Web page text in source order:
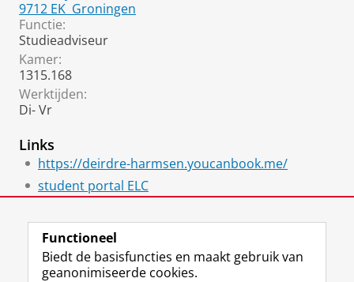
9712 EK Groningen
Functie:
Studieadviseur
Kamer:
1315.168
Werktijden:
Di- Vr
Links
https://deirdre-harmsen.youcanbook.me/
student portal ELC
Functioneel
Biedt de basisfuncties en maakt gebruik van
geanonimiseerde cookies.